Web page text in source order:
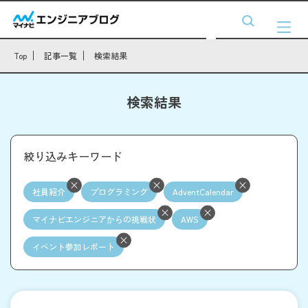
Top 記事一覧 検索結果
検索結果
絞り込みキーワード
社員紹介 プログラミング AdventCalendar
マイナビエンジニアからの挑戦状 AWS
イベント参加レポート